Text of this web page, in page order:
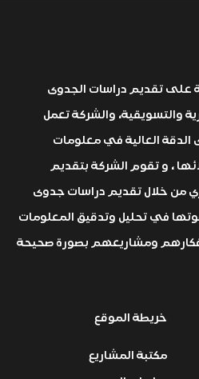
تقديم دراسات الجدوى
والتسويقية، والشركة تعمل
الدقة العالية في معلومات
، و تقوم الشركة بتقديم
من خلال تقديم دراسات جدوى
في تحليل وتدقيق المعلومات
ومشاريعهم بصورة صحيحة
خريطة الموقع
مكتبة المشاريع